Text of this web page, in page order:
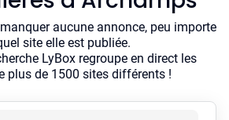
aucune annonce, peu importe
site elle est publiée.
LyBox regroupe en direct les
plus de 1500 sites différents !